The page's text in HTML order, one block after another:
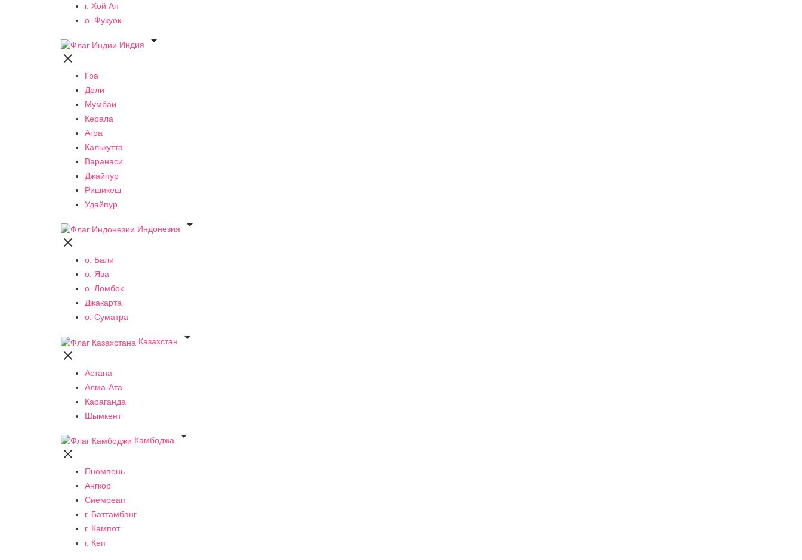
г. Хой Ан
о. Фукуок
Индия


Гоа
Дели
Мумбаи
Керала
Агра
Калькутта
Варанаси
Джайпур
Ришикеш
Удайпур
Индонезия


о. Бали
о. Ява
о. Ломбок
Джакарта
о. Суматра
Казахстан


Астана
Алма-Ата
Караганда
Шымкент
Камбоджа


Пномпень
Ангкор
Сиемреап
г. Баттамбанг
г. Кампот
г. Кеп